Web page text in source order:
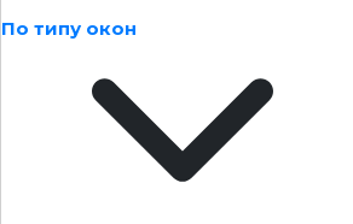
По типу окон